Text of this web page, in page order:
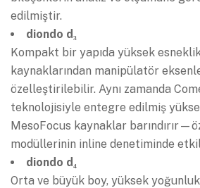
edilmiştir.
diondo d₃
Kompakt bir yapıda yüksek esneklik
kaynaklarından manipülatör
özelleştirilebilir. Aynı zamanda
teknolojisiyle entegre edilmiş
MesoFocus kaynaklar
modüllerinin inline denetiminde
diondo d₄
Orta ve büyük boy, yüksek